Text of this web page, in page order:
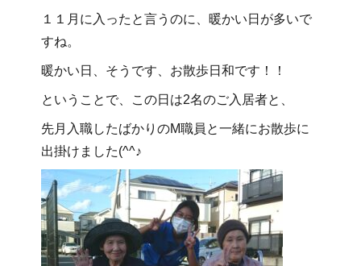
１１月に入ったと言うのに、暖かい日が多いで
すね。
暖かい日、そうです、お散歩日和です！！
ということで、この日は2名のご入居者と、
先月入職したばかりのM職員と一緒にお散歩に
出掛けました(^^♪